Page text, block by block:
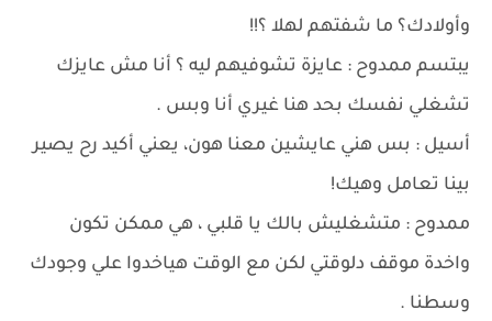
وأولادك؟ ما شفتهم لهلا ؟!!
يبتسم ممدوح : عايزة تشوفيهم ليه ؟ أنا مش عايزك
تشغلي نفسك بحد هنا غيري أنا وبس .
أسيل : بس هني عايشين معنا هون، يعني أكيد رح يصير
بينا تعامل وهيك!
ممدوح : متشغليش بالك يا قلبي ، هي ممكن تكون
واخدة موقف دلوقتي لكن مع الوقت هياخدوا علي وجودك
وسطنا .